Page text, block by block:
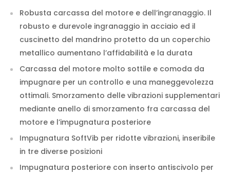
Robusta carcassa del motore e dell’ingranaggio. Il
robusto e durevole ingranaggio in acciaio ed il
cuscinetto del mandrino protetto da un coperchio
metallico aumentano l’affidabilità e la durata
Carcassa del motore molto sottile e comoda da
impugnare per un controllo e una maneggevolezza
ottimali. Smorzamento delle vibrazioni supplementari
mediante anello di smorzamento fra carcassa del
motore e l’impugnatura posteriore
Impugnatura SoftVib per ridotte vibrazioni, inseribile
in tre diverse posizioni
Impugnatura posteriore con inserto antiscivolo per